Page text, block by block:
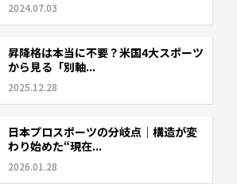
2024.07.03
昇降格は本当に不要？米国4大スポーツ
から見る「別軸...
2025.12.28
日本プロスポーツの分岐点｜構造が変
わり始めた“現在...
2026.01.28